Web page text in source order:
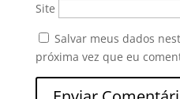
Site
Salvar meus dados
próxima vez que eu